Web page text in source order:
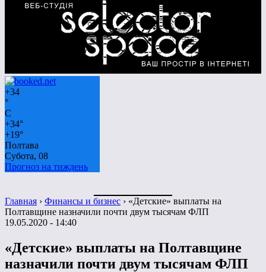
+34
°
C
+34°
+19°
Полтава
Субота, 08
Прогноз на тиждень
Главная › Финансы и бизнес › «Детские» выплаты на
Полтавщине назначили почти двум тысячам ФЛП
19.05.2020 - 14:40
«Детские» выплаты на Полтавщине
назначили почти двум тысячам ФЛП